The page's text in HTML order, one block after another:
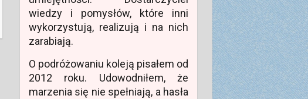
wiedzy i pomysłów, które inni
wykorzystują, realizują i na nich
zarabiają.
O podróżowaniu koleją pisałem od
2012 roku. Udowodniłem, że
marzenia się nie spełniają, a hasła